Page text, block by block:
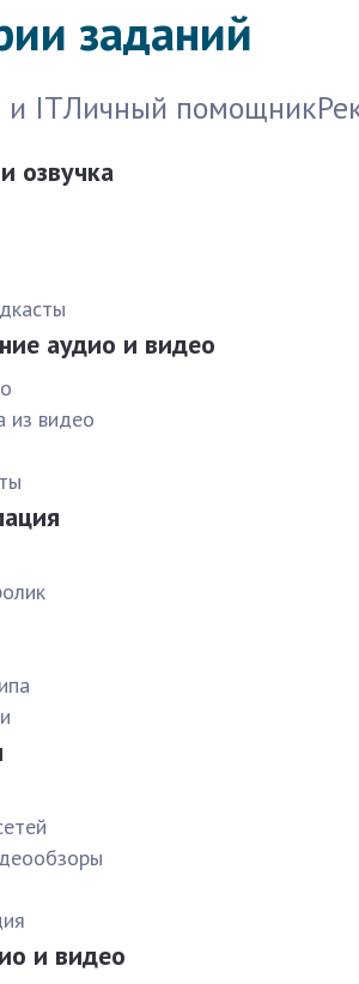
заданий
и ITЛичный помощник
озвучка
аудио и видео
из видео
и видео